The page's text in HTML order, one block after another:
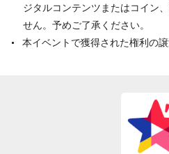
ジタルコンテンツまたはコイン
せん。予めご了承ください。
本イベントで獲得された権利の